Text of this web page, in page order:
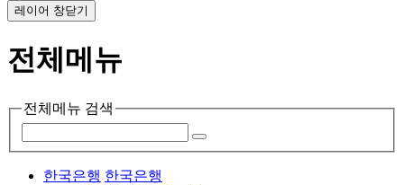
레이어 창닫기
전체메뉴
전체메뉴 검색
한국은행 한국은행